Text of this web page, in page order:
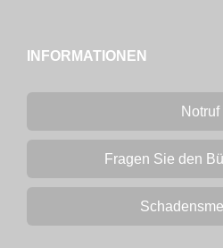
INFORMATIONEN
Notruf
Fragen Sie den